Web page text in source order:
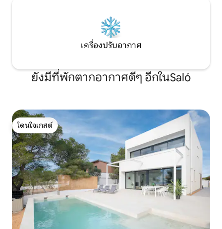
เครื่องปรับอากาศ
ยังมีที่พักตากอากาศดีๆ อีกในSaló
โดนใจเกสต์
โดนใจเกสต์